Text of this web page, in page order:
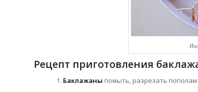
Рецепт приготовления
Баклажаны помыть, разрезать